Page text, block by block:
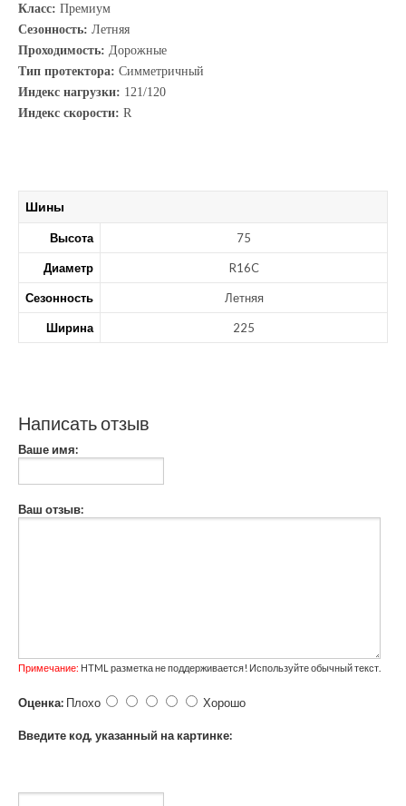
Класс: Премиум
Сезонность: Летняя
Проходимость: Дорожные
Тип протектора: Симметричный
Индекс нагрузки: 121/120
Индекс скорости: R
Шины
Высота 75
Диаметр R16C
Сезонность Летняя
Ширина 225
Написать отзыв
Ваше имя:
Ваш отзыв:
Примечание: HTML разметка не поддерживается! Используйте обычный текст.
Оценка: Плохо Хорошо
Введите код, указанный на картинке: